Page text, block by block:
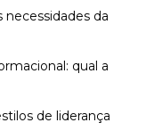
da
qual a
de liderança